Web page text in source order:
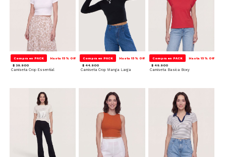
Compra en PACK Hasta 15% Off
$ 39.900
Camiseta Crop Essential
Compra en PACK Hasta 15% Off
$ 44.900
Camiseta Crop Manga Larga
Compra en PACK Hasta 15% Off
$ 49.900
Camiseta Basica Boxy